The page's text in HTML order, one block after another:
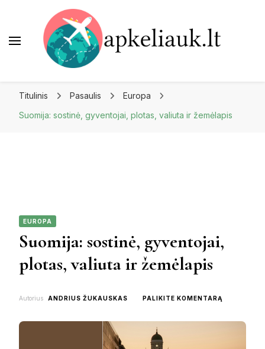
Titulinis Pasaulis
Europa
Suomija: sostinė, gyventojai, plotas, valiuta ir žemėlapis
EUROPA
Suomija: sostinė, gyventojai,
plotas, valiuta ir žemėlapis
Autorius ANDRIUS ŽUKAUSKAS PALIKITE KOMENTARĄ